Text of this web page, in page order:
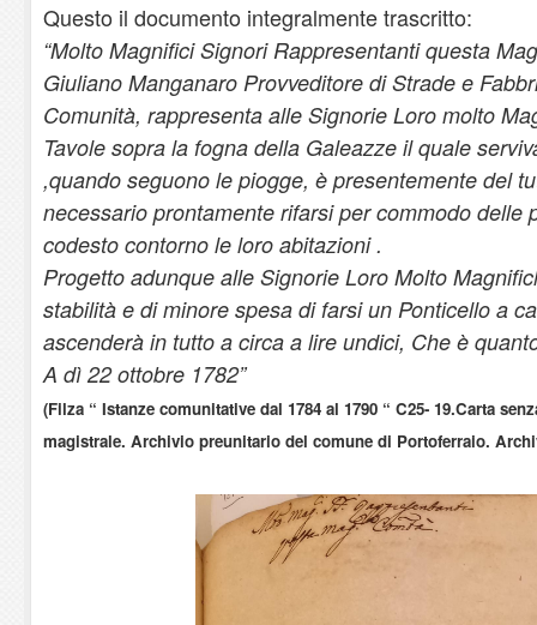
Questo il documento integralmente trascritto:
“Molto Magnifici Signori Rappresentanti questa
Giuliano Manganaro Provveditore di Strade e
Comunità, rappresenta alle Signorie Loro molto
Tavole sopra la fogna della Galeazze il quale
,quando seguono le piogge, è presentemente del
necessario prontamente rifarsi per commodo delle
codesto contorno le loro abitazioni .
Progetto adunque alle Signorie Loro Molto
stabilità e di minore spesa di farsi un Ponticello a
ascenderà in tutto a circa a lire undici, Che è
A dì 22 ottobre 1782”
(Filza “ Istanze comunitative dal 1784 al 1790 “ C25- 19.Carta
magistrale. Archivio preunitario del comune di Portoferraio.